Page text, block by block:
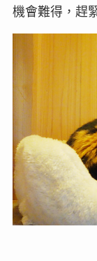
機會難得，趕